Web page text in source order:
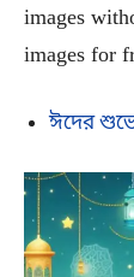
images
images for
ঈদের